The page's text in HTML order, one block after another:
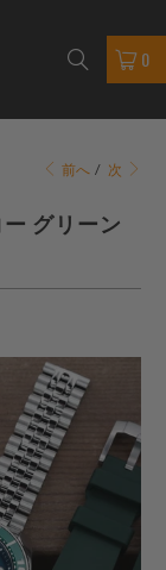
0
前へ / 次
ー グリーン